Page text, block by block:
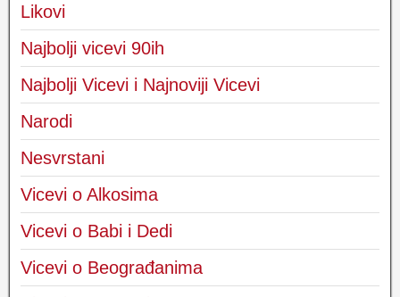
Likovi
Najbolji vicevi 90ih
Najbolji Vicevi i Najnoviji Vicevi
Narodi
Nesvrstani
Vicevi o Alkosima
Vicevi o Babi i Dedi
Vicevi o Beograđanima